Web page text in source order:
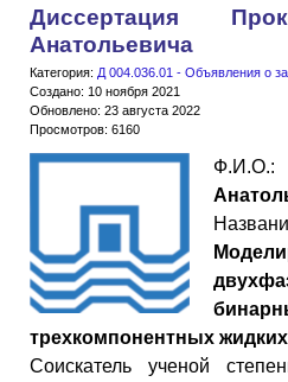
Диссертация
Анатольевича
Категория: Д 004.036.01 - Объявления о
Создано: 10 ноября 2021
Обновлено: 23 августа 2022
Просмотров: 6160
трехкомпонентных
Cоискатель ученой